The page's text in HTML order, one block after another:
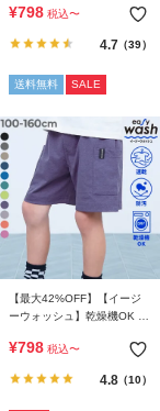
¥798 税込〜
4.7（39）
送料無料 SALE
【最大42%OFF】【イージ
ーウォッシュ】乾燥機OK 防
ンツ
¥798 税込〜
4.8（10）